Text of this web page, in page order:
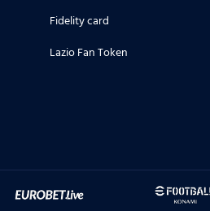
Fidelity card
Lazio Fan Token